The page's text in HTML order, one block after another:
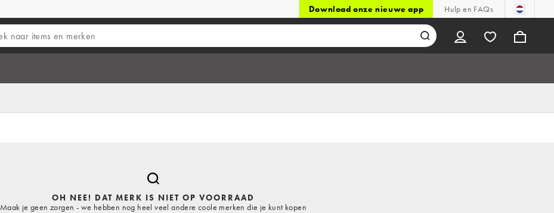
Download onze nieuwe app Hulp en FAQs
OH NEE! DAT MERK IS NIET OP VOORRAAD
Maak je geen zorgen - we hebben nog heel veel andere coole merken die je kunt kopen